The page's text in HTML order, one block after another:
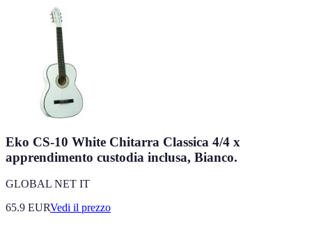
Eko CS-10 White Chitarra Classica 4/4 x
apprendimento custodia inclusa, Bianco.
GLOBAL NET IT
65.9 EURVedi il prezzo